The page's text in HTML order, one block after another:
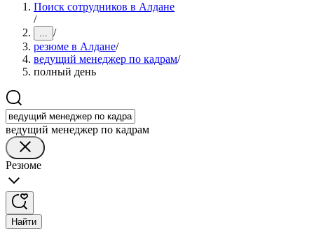
Поиск сотрудников в Алдане
/
... /
резюме в Алдане/
ведущий менеджер по кадрам/
полный день
ведущий менеджер по кадрам
Резюме
Найти